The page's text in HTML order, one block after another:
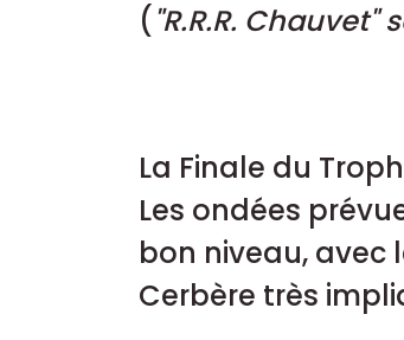
( "R.R.R. Chauvet"
La Finale du
Les ondées
bon niveau, avec
Cerbère très